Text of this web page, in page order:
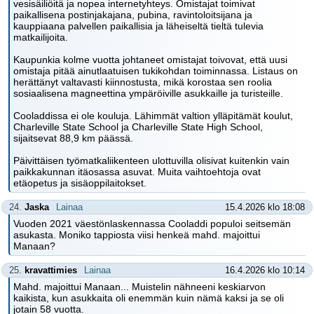
vesisäiliöitä ja nopea internetyhteys. Omistajat toimivat
paikallisena postinjakajana, pubina, ravintoloitsijana ja
kauppiaana palvellen paikallisia ja läheiseltä tieltä tulevia
matkailijoita.
Kaupunkia kolme vuotta johtaneet omistajat toivovat, että uusi
omistaja pitää ainutlaatuisen tukikohdan toiminnassa. Listaus on
herättänyt valtavasti kiinnostusta, mikä korostaa sen roolia
sosiaalisena magneettina ympäröiville asukkaille ja turisteille.
Cooladdissa ei ole kouluja. Lähimmät valtion ylläpitämät koulut,
Charleville State School ja Charleville State High School,
sijaitsevat 88,9 km päässä.
Päivittäisen työmatkaliikenteen ulottuvilla olisivat kuitenkin vain
paikkakunnan itäosassa asuvat. Muita vaihtoehtoja ovat
etäopetus ja sisäoppilaitokset.
24. Jaska Lainaa 15.4.2026 klo 18:08
Vuoden 2021 väestönlaskennassa Cooladdi populoi seitsemän
asukasta. Moniko tappiosta viisi henkeä mahd. majoittui
Manaan?
25. kravattimies Lainaa 16.4.2026 klo 10:14
Mahd. majoittui Manaan... Muistelin nähneeni keskiarvon
kaikista, kun asukkaita oli enemmän kuin nämä kaksi ja se oli
jotain 58 vuotta.